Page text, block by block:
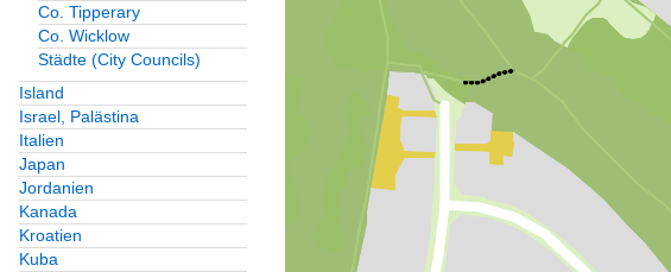
Co. Tipperary
Co. Wicklow
Städte (City Councils)
Island
Israel, Palästina
Italien
Japan
Jordanien
Kanada
Kroatien
Kuba